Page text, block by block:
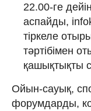
22.00-ге
аспайды,
тіркеле
тәртібімен
қашықтықты
Ойын-сауық,
форумдарды,